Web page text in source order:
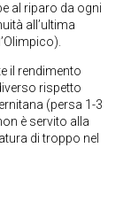
al riparo da ogni
all’ultima
il rendimento
rispetto
(persa 1-3
è servito alla
di troppo nel